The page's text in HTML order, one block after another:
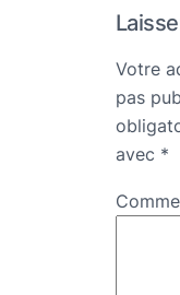
Votre
pas
avec *